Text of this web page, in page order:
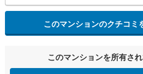
このマンションのクチコミ
このマンションを所有さ